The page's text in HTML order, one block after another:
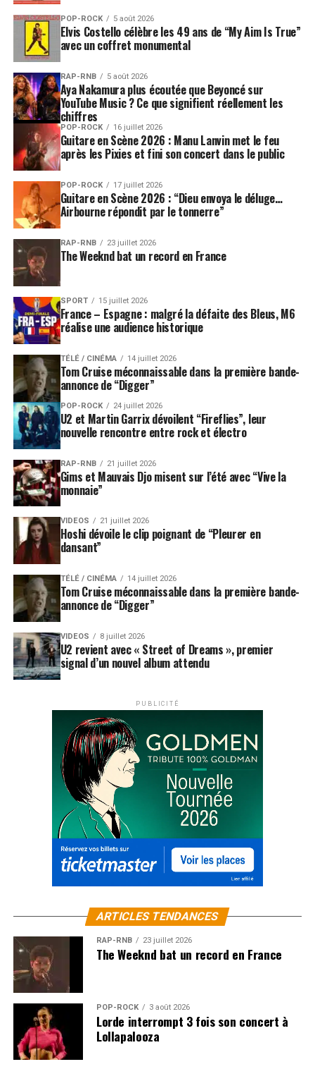
POP-ROCK 5 août 2026
Elvis Costello célèbre les 49 ans de “My Aim Is True”
avec un coffret monumental
RAP-RNB 5 août 2026
Aya Nakamura plus écoutée que Beyoncé sur
YouTube Music ? Ce que signifient réellement les
chiffres
POP-ROCK 16 juillet 2026
Guitare en Scène 2026 : Manu Lanvin met le feu
après les Pixies et fini son concert dans le public
POP-ROCK 17 juillet 2026
Guitare en Scène 2026 : “Dieu envoya le déluge…
Airbourne répondit par le tonnerre”
RAP-RNB 23 juillet 2026
The Weeknd bat un record en France
SPORT 15 juillet 2026
France – Espagne : malgré la défaite des Bleus, M6
réalise une audience historique
TÉLÉ / CINÉMA 14 juillet 2026
Tom Cruise méconnaissable dans la première bande-
annonce de “Digger”
POP-ROCK 24 juillet 2026
U2 et Martin Garrix dévoilent “Fireflies”, leur
nouvelle rencontre entre rock et électro
RAP-RNB 21 juillet 2026
Gims et Mauvais Djo misent sur l’été avec “Vive la
monnaie”
VIDEOS 21 juillet 2026
Hoshi dévoile le clip poignant de “Pleurer en
dansant”
TÉLÉ / CINÉMA 14 juillet 2026
Tom Cruise méconnaissable dans la première bande-
annonce de “Digger”
VIDEOS 8 juillet 2026
U2 revient avec « Street of Dreams », premier
signal d’un nouvel album attendu
PUBLICITÉ
ARTICLES TENDANCES
RAP-RNB 23 juillet 2026
The Weeknd bat un record en France
POP-ROCK 3 août 2026
Lorde interrompt 3 fois son concert à
Lollapalooza